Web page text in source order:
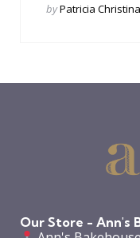
Posted
byPatricia Christina
Our Store - Ann's